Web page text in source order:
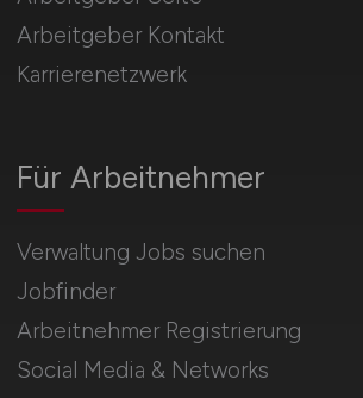
Für Arbeitnehmer
Verwaltung Jobs suchen
Jobfinder
Arbeitnehmer Registrierung
Social Media & Networks
Arbeitgeber Kontakt
Karrierenetzwerk